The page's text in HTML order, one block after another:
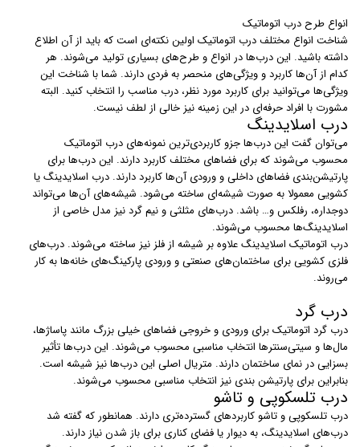
انواع طرح درب اتوماتیک
شناخت انواع مختلف درب اتوماتیک اولین نکته‌ای است که باید از آن اطلاع
داشته باشید. این درب‌ها در انواع و طرح‌های بسیاری تولید می‌شوند. هر
کدام از آن‌ها کاربرد و ویژگی‌های منحصر به فردی دارند. شما با شناخت این
ویژگی‌ها می‌توانید برای کاربرد مورد نظر، درب مناسب را انتخاب کنید. البته
مشورت با افراد حرفه‌ای در این زمینه نیز خالی از لطف نیست.
درب اسلایدینگ
می‌توان گفت این درب‌ها جزو کاربردی‌ترین نمونه‌های درب اتوماتیک
محسوب می‌شوند که برای فضاهای مختلف کاربرد دارند. این درب‌ها برای
پارتیشن‌بندی فضاهای داخلی و ورودی آن‌ها کاربرد دارند. درب‌ اسلایدینگ یا
کشویی معمولا به صورت شیشه‌ای ساخته می‌شود. شیشه‌های آن‌ها می‌تواند
دوجداره، رفلکس و… باشد. درب‌های مثلثی و نیم گرد نیز مدل خاصی از
اسلایدینگ‌ها محسوب می‌شوند.
درب‌ اتوماتیک اسلایدینگ علاوه بر شیشه از فلز نیز ساخته می‌شوند. درب‌های
فلزی کشویی برای ساختمان‌های صنعتی و ورودی پارکینگ‌های خانه‌ها به کار
می‌روند.
درب گرد
درب‌ گرد اتوماتیک برای ورودی و خروجی فضاهای خیلی بزرگ مانند پاساژ‌ها،
مال‌ها و سیتی‌سنترها انتخاب مناسبی محسوب می‌شوند. این درب‌ها تأثیر
بسزایی در نمای ساختمان دارند. متریال اصلی این درب‌ها نیز شیشه است.
بنابراین برای پارتیشن بندی نیز انتخاب مناسبی محسوب می‌شوند.
درب تلسکوپی و تاشو
درب‌ تلسکوپی و تاشو کاربردهای گسترده‌تری دارند. همانطور که گفته شد
درب‌های اسلایدینگ، به دیوار یا فضای کناری برای باز شدن نیاز دارند.